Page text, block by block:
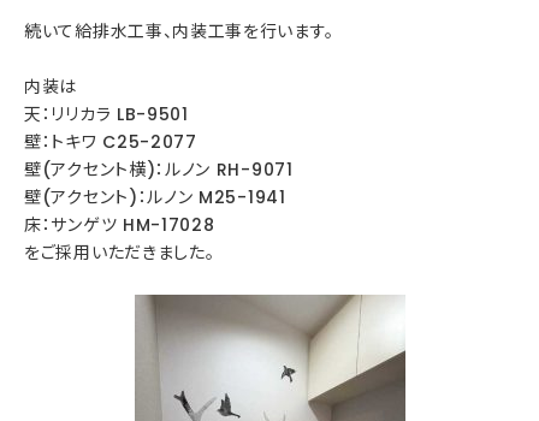
続いて給排水工事、内装工事を行います。
内装は
天：リリカラ LB-9501
壁：トキワ C25-2077
壁(アクセント横)：ルノン RH-9071
壁(アクセント)：ルノン M25-1941
床：サンゲツ HM-17028
をご採用いただきました。